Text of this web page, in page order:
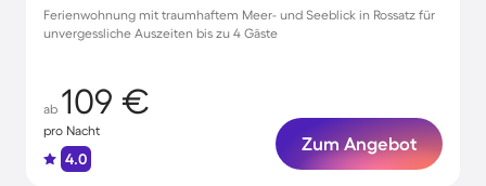
Ferienwohnung mit traumhaftem Meer- und Seeblick in Rossatz für
unvergessliche Auszeiten bis zu 4 Gäste
ab 109 €
pro Nacht
4.0
Zum Angebot